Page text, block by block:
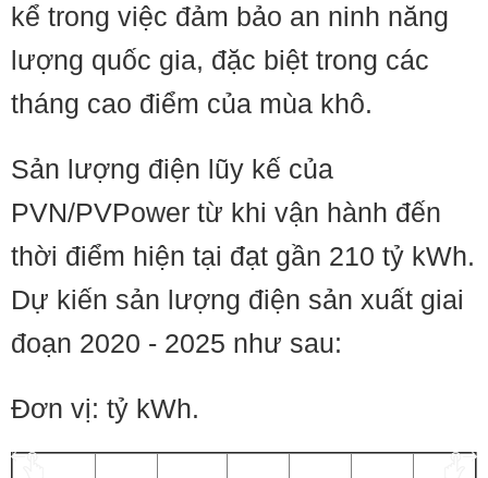
kể trong việc đảm bảo an ninh năng
lượng quốc gia, đặc biệt trong các
tháng cao điểm của mùa khô.
Sản lượng điện lũy kế của
PVN/PVPower từ khi vận hành đến
thời điểm hiện tại đạt gần 210 tỷ kWh.
Dự kiến sản lượng điện sản xuất giai
đoạn 2020 - 2025 như sau:
​​​​Đơn vị: tỷ kWh.